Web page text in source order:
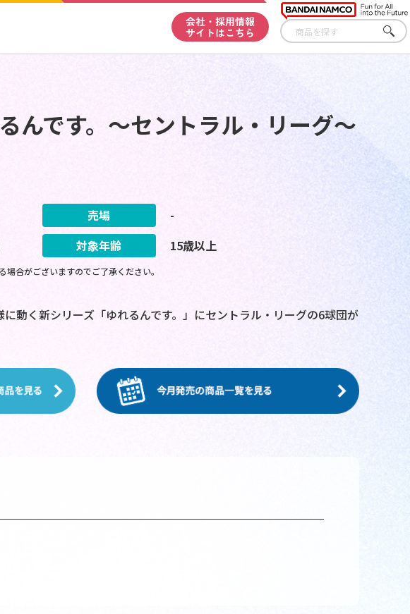
会社・採用情報
サイトはこちら
さが
す
んです。～セントラル・リーグ～
売場
-
対象年齢 15歳以上
合がございますのでご了承ください。
動く新シリーズ「ゆれるんです。」にセントラル・リーグの6球団が